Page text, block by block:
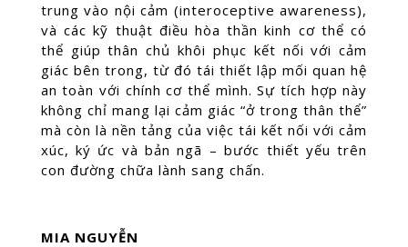
trung vào nội cảm (interoceptive awareness),
và các kỹ thuật điều hòa thần kinh cơ thể có
thể giúp thân chủ khôi phục kết nối với cảm
giác bên trong, từ đó tái thiết lập mối quan hệ
an toàn với chính cơ thể mình. Sự tích hợp này
không chỉ mang lại cảm giác “ở trong thân thể”
mà còn là nền tảng của việc tái kết nối với cảm
xúc, ký ức và bản ngã – bước thiết yếu trên
con đường chữa lành sang chấn.
MIA NGUYỄN